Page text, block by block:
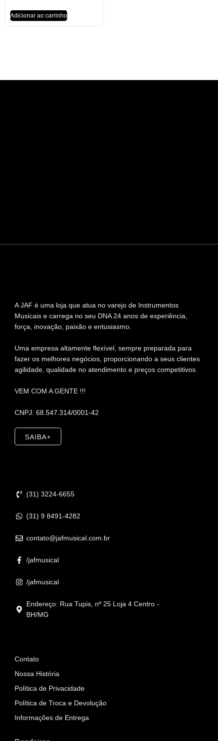
Adicionar ao carrinho
A JAF é uma loja que atua no varejo de Instrumentos
Musicais e carrega no seu DNA 24 anos de experiência,
força, inovação, paixão e entusiasmo.
Uma empresa altamente flexível, sempre preparada para
fazer os melhores negócios, proporcionando a seus clientes
agilidade, qualidade no atendimento e preços competitivos.
VEM COM A GENTE !!!
CNPJ: 68.547.314/0001-42
SAIBA+
(31) 3224-6655
(31) 9 8491-4282
contato@jafmusical.com.br
/jafmusical
/jafmusical
Endereço: Rua Tupis, nº 25 Loja 4 Centro -
BH/MG
Contato
Nossa História
Política de Privacidade
Política de Troca e Devolução
Informações de Entrega